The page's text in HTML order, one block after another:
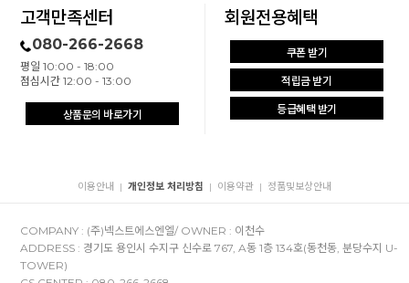
고객만족센터
080-266-2668
평일 10:00 - 18:00
점심시간 12:00 - 13:00
상품문의 바로가기
회원전용혜택
쿠폰 받기
적립금 받기
등급혜택 받기
이용안내 | 개인정보 처리방침 | 이용약관 | 정품및보상안내
COMPANY : (주)넥스트에스엔엘/ OWNER : 이천수
ADDRESS : 경기도 용인시 수지구 신수로 767, A동 1층 134호(동천동, 분당수지 U-
TOWER)